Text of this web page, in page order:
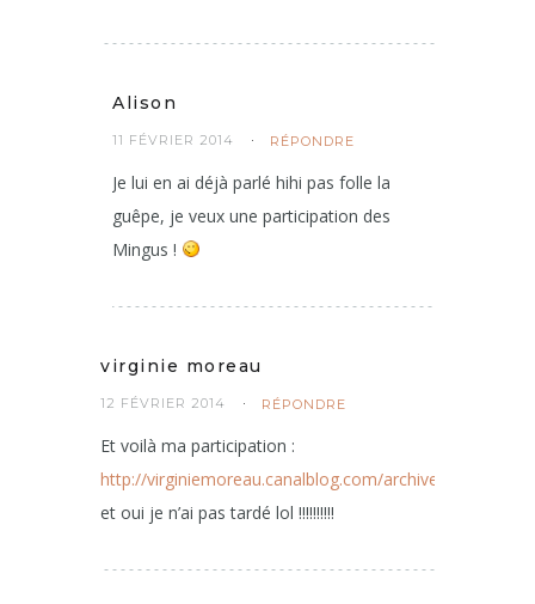
Alison
11 FÉVRIER 2014 RÉPONDRE
Je lui en ai déjà parlé hihi pas folle la
guêpe, je veux une participation des
Mingus !
virginie moreau
12 FÉVRIER 2014 RÉPONDRE
Et voilà ma participation :
http://virginiemoreau.canalblog.com/archives/2014/02/
et oui je n’ai pas tardé lol !!!!!!!!!!